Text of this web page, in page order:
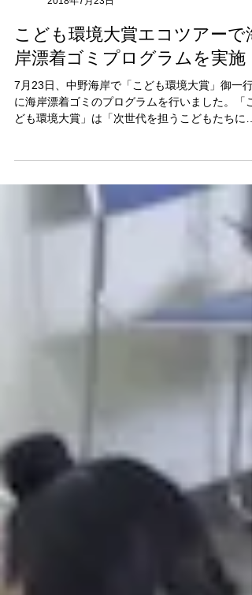
kumanomi-ns
2018年7月23日
こども環境大賞エコツアーで海
岸漂着ゴミプログラムを実施
7月23日、中野海岸で「こども環境大賞」御一行
ら、朝日新聞社と東京海上日動株式会社が共催で
始めた「環境」をテーマにした絵と作文のコンク
ールで、...